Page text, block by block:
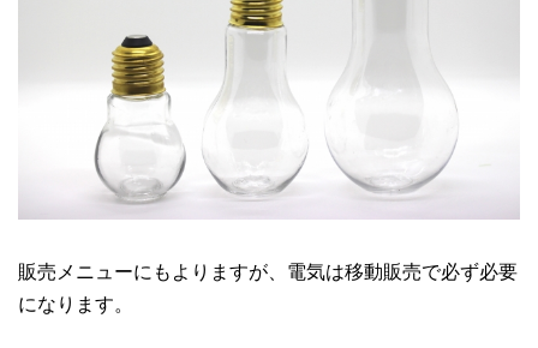
販売メニューにもよりますが、電気は移動販売で必ず必要
になります。